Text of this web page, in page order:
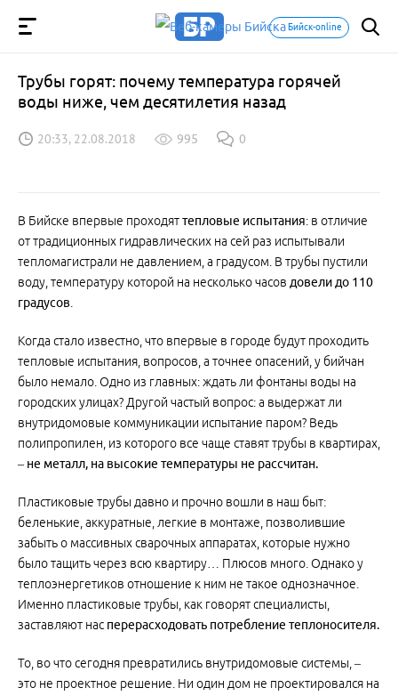
Бийск-online
Трубы горят: почему температура горячей
воды ниже, чем десятилетия назад
20:33, 22.08.2018 995 0
В Бийске впервые проходяттепловые испытания: в отличие
от традиционных гидравлических на сей раз испытывали
тепломагистрали не давлением, а градусом. В трубы пустили
воду, температуру которой на несколько часов довели до 110
градусов
Когда стало известно, что впервые в городе будут проходить
тепловые испытания, вопросов, а точнее опасений, у бийчан
было немало. Одно из главных: ждать ли фонтаны воды на
городских улицах? Другой частый вопрос: а выдержат ли
внутридомовые коммуникации испытание паром? Ведь
полипропилен, из которого все чаще ставят трубы в квартирах,
– не металл, на высокие температуры не рассчитан.
Пластиковые трубы давно и прочно вошли в наш быт:
беленькие, аккуратные, легкие в монтаже, позволившие
забыть о массивных сварочных аппаратах, которые нужно
было тащить через всю квартиру… Плюсов много. Однако у
теплоэнергетиков отношение к ним не такое однозначное.
Именно пластиковые трубы, как говорят специалисты,
заставляют нас перерасходовать потребление теплоносителя.
То, во что сегодня превратились внутридомовые системы, –
это не проектное решение. Ни один дом не проектировался на